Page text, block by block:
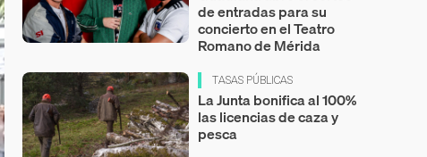
de entradas para su
concierto en el Teatro
Romano de Mérida
TASAS PÚBLICAS
La Junta bonifica al 100%
las licencias de caza y
pesca